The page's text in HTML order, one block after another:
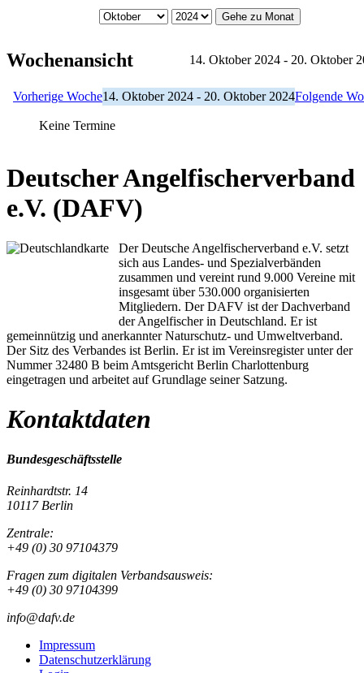
Gehe zu Monat
Wochenansicht 14. Oktober 2024 - 20. Oktober
Vorherige Woche14. Oktober 2024 - 20. Oktober 2024Folgende
Keine Termine
Deutscher Angelfischerverband
e.V. (DAFV)
Der Deutsche Angelfischerverband e.V. setzt
sich aus Landes- und Spezialverbänden
zusammen und vereint rund 9.000 Vereine mit
insgesamt über 530.000 organisierten
Mitgliedern. Der DAFV ist der Dachverband
der Angelfischer in Deutschland. Er ist
gemeinnützig und anerkannter Naturschutz- und Umweltverband.
Der Sitz des Verbandes ist Berlin. Er ist im Vereinsregister unter der
Nummer 32480 B beim Amtsgericht Berlin Charlottenburg
eingetragen und arbeitet auf Grundlage seiner Satzung.
Kontaktdaten
Bundesgeschäftsstelle
Reinhardtstr. 14
10117 Berlin
Zentrale:
+49 (0) 30 97104379
Fragen zum digitalen Verbandsausweis:
+49 (0) 30 97104399
info@dafv.de
Impressum
Datenschutzerklärung